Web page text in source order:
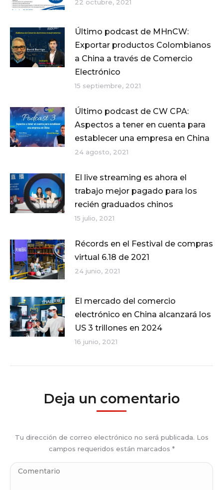
22 octubre, 2021
Último podcast de MHnCW:
Exportar productos Colombianos
a China a través de Comercio
Electrónico
15 septiembre, 2021
Último podcast de CW CPA:
Aspectos a tener en cuenta para
establecer una empresa en China
24 agosto, 2021
El live streaming es ahora el
trabajo mejor pagado para los
recién graduados chinos
15 julio, 2021
Récords en el Festival de compras
virtual 6.18 de 2021
24 junio, 2021
El mercado del comercio
electrónico en China alcanzará los
US 3 trillones en 2024
16 junio, 2021
Deja un comentario
Tu dirección de correo electrónico no será publicada. Los
campos requeridos están marcados *
Comentario